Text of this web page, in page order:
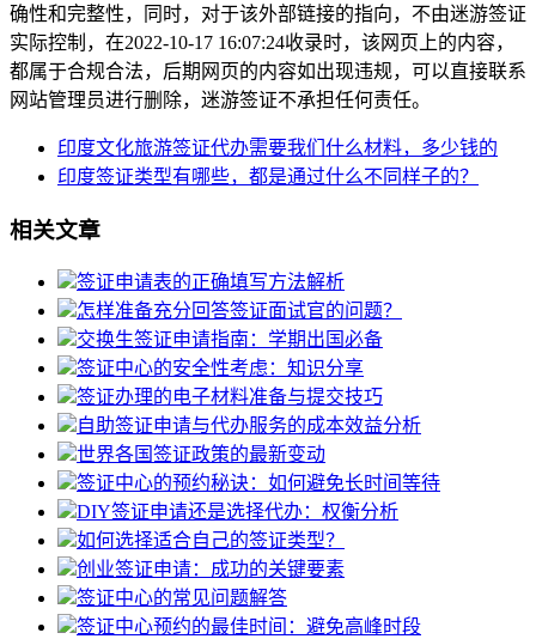
确性和完整性，同时，对于该外部链接的指向，不由迷游签证
实际控制，在2022-10-17 16:07:24收录时，该网页上的内容，
都属于合规合法，后期网页的内容如出现违规，可以直接联系
网站管理员进行删除，迷游签证不承担任何责任。
印度文化旅游签证代办需要我们什么材料，多少钱的
印度签证类型有哪些，都是通过什么不同样子的？
相关文章
签证申请表的正确填写方法解析
怎样准备充分回答签证面试官的问题？
交换生签证申请指南：学期出国必备
签证中心的安全性考虑：知识分享
签证办理的电子材料准备与提交技巧
自助签证申请与代办服务的成本效益分析
世界各国签证政策的最新变动
签证中心的预约秘诀：如何避免长时间等待
DIY签证申请还是选择代办：权衡分析
如何选择适合自己的签证类型？
创业签证申请：成功的关键要素
签证中心的常见问题解答
签证中心预约的最佳时间：避免高峰时段